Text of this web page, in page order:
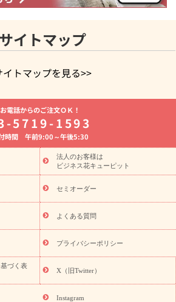
サイトマップ
イトマップを見る>>
祝いの花特集
誕生日フラワーギフト特集
キョウ)
開店・開業祝い
悔やみ お供え・お悔やみの花
・葬儀に贈る花 胡蝶蘭・花鉢
イベント
ひまわり ギフト・プレゼント
盆） 季節のイベント
お盆 花（新
盆・初盆）
お盆・お供え 花とセットギ
ザーブドフラワー
ひまわり ギフト・プ
り・お中元・暑中見舞い 花のギフト特集
フト・プレゼント特集
集
敬老の日 花のおすすめランキング
敬
・プレゼント特集
敬老の日 花とセットギ
敬老の日の花 全てのギフト一覧
キャン
ーガーディアンズ』コラボキャンペーン
す」キャンペーン
誕生日の花を探す
誕生日フラワーギフト特集
お電話からのご注文ＯＫ！
5719-1593
時間 午前9:00～午後5:30
法人のお客様は
ビジネス花キューピット
セミオーダー
よくある質問
プライバシーポリシー
づく表
X（旧Twitter）
Instagram